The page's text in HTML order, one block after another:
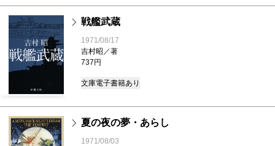
戦艦武蔵
1971/08/17
吉村昭／著
737円
文庫電子書籍あり
夏の夜の夢・あらし
1971/08/03